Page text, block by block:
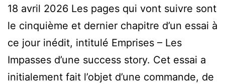
18 avril 2026 Les pages qui vont suivre sont
le cinquième et dernier chapitre d’un essai à
ce jour inédit, intitulé Emprises – Les
Impasses d’une success story. Cet essai a
initialement fait l’objet d’une commande, de